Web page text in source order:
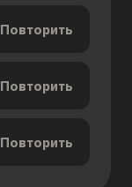
Повторить
Повторить
Повторить